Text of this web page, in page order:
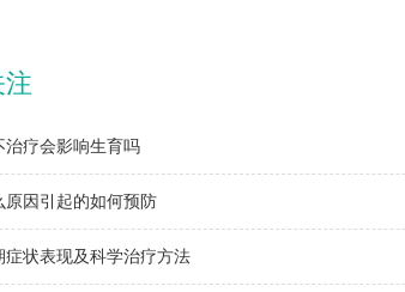
治疗会影响生育吗
原因引起的如何预防
症状表现及科学治疗方法